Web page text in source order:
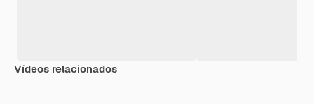
Vídeos relacionados